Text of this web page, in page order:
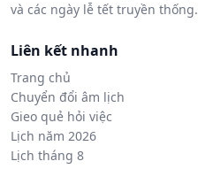
và các ngày lễ tết truyền thống.
Liên kết nhanh
Trang chủ
Chuyển đổi âm lịch
Gieo quẻ hỏi việc
Lịch năm 2026
Lịch tháng 8